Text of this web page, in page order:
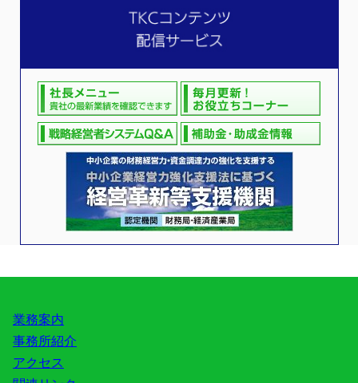
業務案内
事務所紹介
アクセス